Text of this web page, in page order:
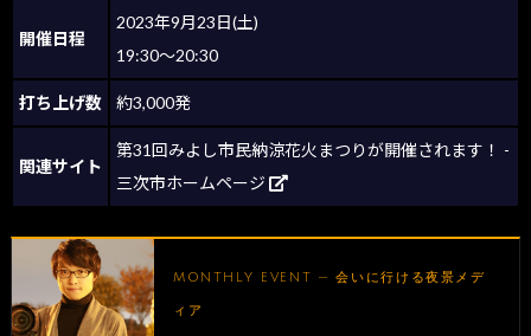
開催日程
2023年9月23日(土)
19:30～20:30
打ち上げ数 約3,000発
関連サイト
第31回みよし市民納涼花火まつりが開催されます！ -
三次市ホームページ
MONTHLY EVENT — 会いに行ける夜景メデ
ィア